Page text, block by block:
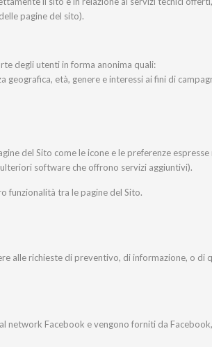
pagine del sito).
degli utenti in forma anonima quali:
età, genere e interessi ai fini di
del Sito come le icone e le preferenze
software che offrono servizi aggiuntivi).
funzionalità tra le pagine del Sito.
alle richieste di preventivo, di informazione, o
network Facebook e vengono forniti da